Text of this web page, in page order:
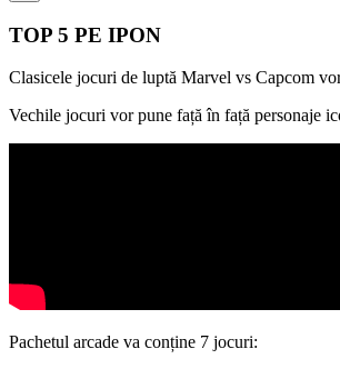
TOP 5 PE IPON
Clasicele jocuri de luptă Marvel vs Capcom
Vechile jocuri vor pune față în față personaje
Pachetul arcade va conține 7 jocuri: